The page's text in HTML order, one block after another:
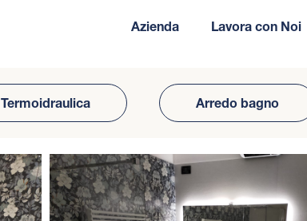
Azienda Lavora con Noi
Termoidraulica Arredo bagno